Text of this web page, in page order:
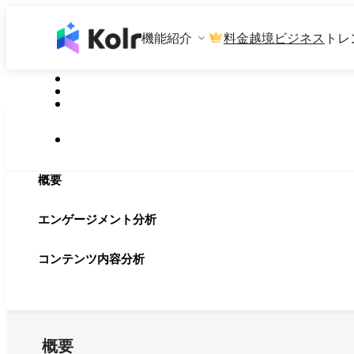
機能紹介 料金越境ビジネス ト
概要
エンゲージメント分析
コンテンツ内容分析
概要